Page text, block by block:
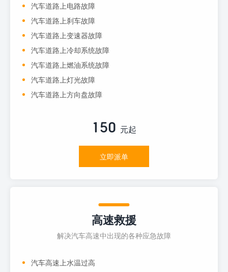
汽车道路上电路故障
汽车道路上刹车故障
汽车道路上变速器故障
汽车道路上冷却系统故障
汽车道路上燃油系统故障
汽车道路上灯光故障
汽车道路上方向盘故障
150 元起
立即派单
高速救援
解决汽车高速中出现的各种应急故障
汽车高速上水温过高